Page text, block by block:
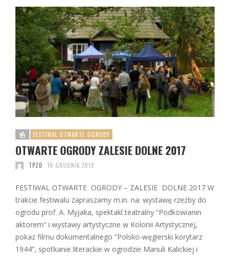
FESTIWAL OTWARTE OGRODY
OTWARTE OGRODY ZALESIE DOLNE 2017
TPZD 10 GRUDNIA 2019
FESTIWAL OTWARTE OGRODY – ZALESIE DOLNE 2017 W
trakcie festiwalu zapraszamy m.in. na: wystawę rzeźby do
ogrodu prof. A. Myjaka, spektakl teatralny “Podkowianin
aktorem” i wystawy artystyczne w Kolonii Artystycznej,
pokaz filmu dokumentalnego “Polsko-węgierski korytarz
1944”, spotkanie literackie w ogrodzie Manuli Kalickiej i